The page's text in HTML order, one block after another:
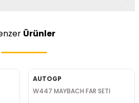
Ürünler
AUTOGP
W447 MAYBACH FAR SETİ